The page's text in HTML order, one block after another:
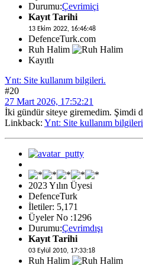
Durumu:Çevrimiçi
Kayıt Tarihi
13 Ekim 2022, 16:46:48
DefenceTurk.com
Ruh Halim
Kayıtlı
Ynt: Site kullanım bilgileri.
#20
27 Mart 2026, 17:52:21
İki gündür siteye giremedim. Şimdi
Linkback: Ynt: Site kullanım
2023 Yılın Üyesi
DefenceTurk
İletiler: 5,171
Üyeler No :1296
Durumu:Çevrimdışı
Kayıt Tarihi
03 Eylül 2010, 17:33:18
Ruh Halim